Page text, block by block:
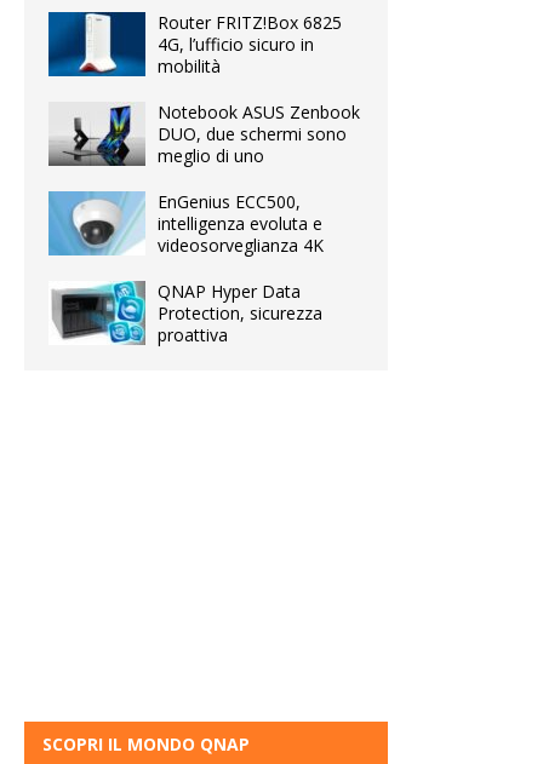
Router FRITZ!Box 6825
4G, l’ufficio sicuro in
mobilità
Notebook ASUS Zenbook
DUO, due schermi sono
meglio di uno
EnGenius ECC500,
intelligenza evoluta e
videosorveglianza 4K
QNAP Hyper Data
Protection, sicurezza
proattiva
SCOPRI IL MONDO QNAP